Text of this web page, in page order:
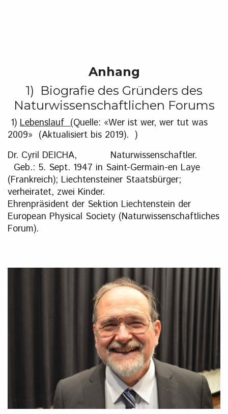
Anhang
1) Biografie des Gründers des
Naturwissenschaftlichen Forums
1) Lebenslauf (Quelle: «Wer ist wer, wer tut was
2009» (Aktualisiert bis 2019). )
Dr. Cyril DEICHA, Naturwissenschaftler.
Geb.: 5. Sept. 1947 in Saint-Germain-en Laye
(Frankreich); Liechtensteiner Staatsbürger;
verheiratet, zwei Kinder.
Ehrenpräsident der Sektion Liechtenstein der
European Physical Society (Naturwissenschaftliches
Forum).